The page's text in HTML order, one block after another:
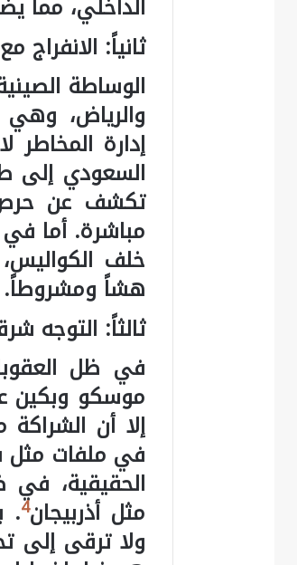
الداخلي، مما
ثانياً:
والرياض،
إدارة المخاطر
تكشف عن حرص
مباشرة. أما
خلف
هشاً ومشروطاً.
ثالثاً: التوجه
في ظل
موسكو وبكين
إلا أن
في ملفات مثل
الحقيقية، في
مثل أذربيجان4
.
ولا ترقى إلى